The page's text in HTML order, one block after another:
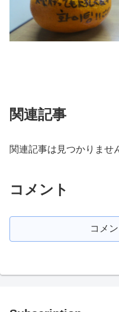
関連記事
関連記事は見つかりませ
コメント
コメ